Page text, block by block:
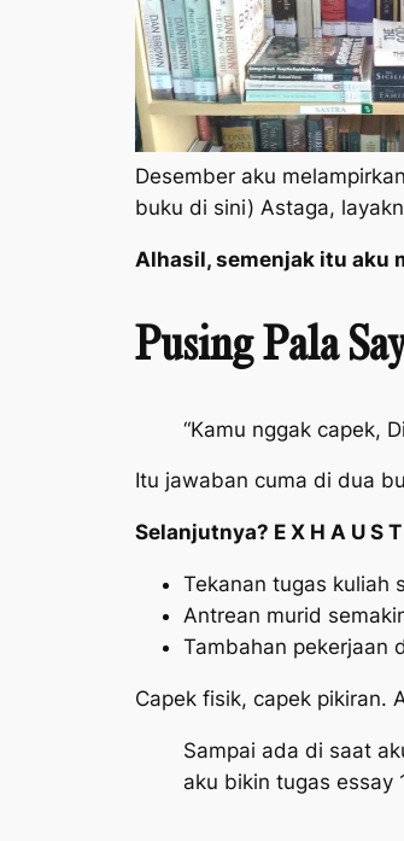
Desember aku melampirkan
buku di sini) Astaga,
Alhasil, semenjak itu aku
Pusing Pala
“Kamu nggak capek,
Itu jawaban cuma di dua
Selanjutnya? E X H A U S T
Tekanan tugas kuliah
Antrean murid
Tambahan pekerjaan
Capek fisik, capek pikiran.
Sampai ada di saat
aku bikin tugas essay